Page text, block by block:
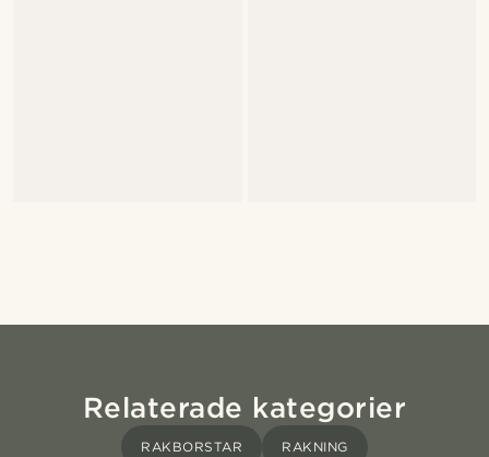
Relaterade kategorier
RAKBORSTAR RAKNING